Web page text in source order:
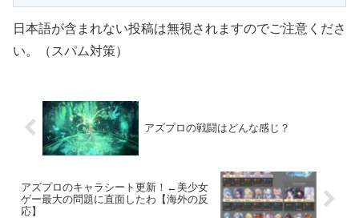
日本語が含まれない投稿は無視されますのでご注意くださ
い。（スパム対策）
アズプロの戦闘はどんな感じ？
アズプロのキャラシート更新！←美少女
ゲー最大の問題に直面したわ【海外の反
応】